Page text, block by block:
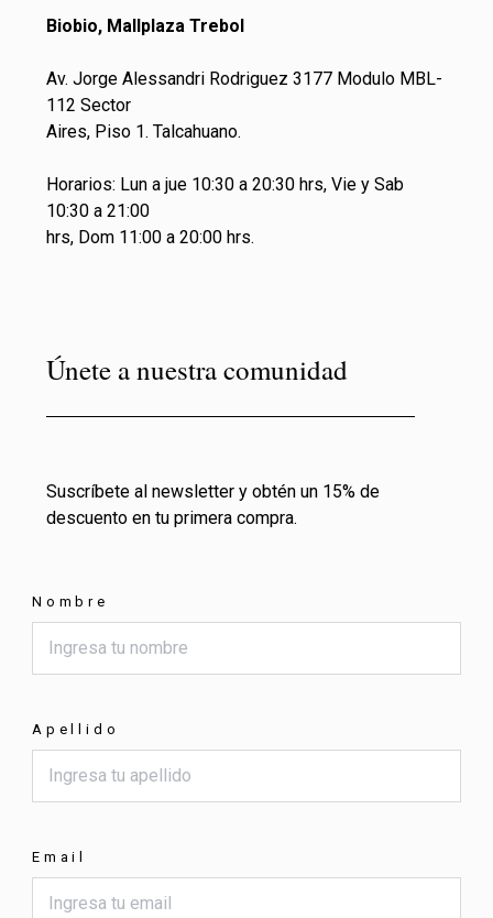
Biobio, Mallplaza Trebol
Av. Jorge Alessandri Rodriguez 3177 Modulo MBL-
112 Sector
Aires, Piso 1. Talcahuano.
Horarios: Lun a jue 10:30 a 20:30 hrs, Vie y Sab
10:30 a 21:00
hrs, Dom 11:00 a 20:00 hrs.
Únete a nuestra comunidad
Suscríbete al newsletter y obtén un 15% de
descuento en tu primera compra.
Nombre
Apellido
Email